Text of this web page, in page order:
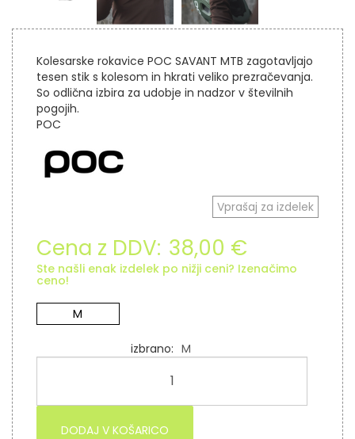
Kolesarske rokavice POC SAVANT MTB zagotavljajo
tesen stik s kolesom in hkrati veliko prezračevanja.
So odlična izbira za udobje in nadzor v številnih
pogojih.
POC
Vprašaj za izdelek
Cena z DDV: 38,00 €
Ste našli enak izdelek po nižji ceni? Izenačimo
ceno!
M
izbrano M
DODAJ V KOŠARICO